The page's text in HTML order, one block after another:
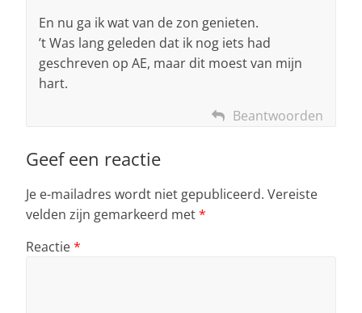
En nu ga ik wat van de zon genieten.
’t Was lang geleden dat ik nog iets had
geschreven op AE, maar dit moest van mijn
hart.
Beantwoorden
Geef een reactie
Je e-mailadres wordt niet gepubliceerd. Vereiste
velden zijn gemarkeerd met*
Reactie*